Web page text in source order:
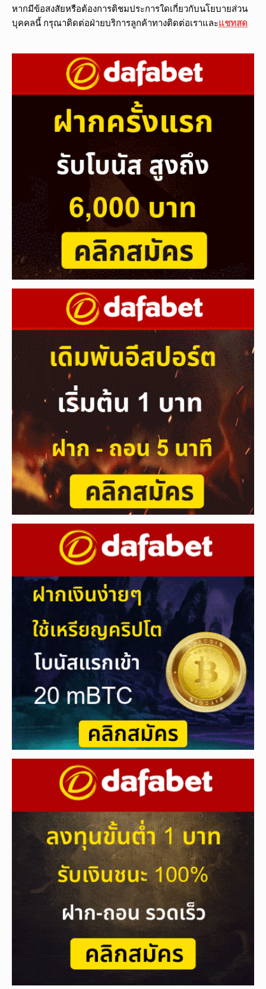
หากมีข้อสงสัยหรือต้องการติชมประการใดเกี่ยวกับนโยบายส่วน
บุคคลนี้ กรุณาติดต่อฝ่ายบริการลูกค้าทางติดต่อเราและแชทสด